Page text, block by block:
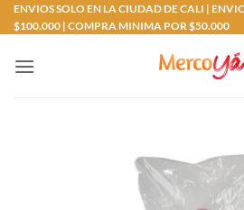
Saltar
al
ENVIOS SOLO EN LA CIUDAD DE CALI |
$100.000 | COMPRA MINIMA POR $50.000